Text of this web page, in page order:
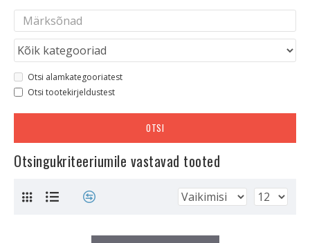
Otsi alamkategooriatest
Otsi tootekirjeldustest
OTSI
Otsingukriteeriumile vastavad tooted